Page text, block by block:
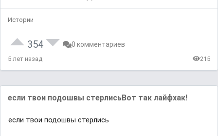
Истории
354 0 комментариев
5 лет назад 215
если твои подошвы стерлисьВот так лайфхак!
если твои подошвы стерлись